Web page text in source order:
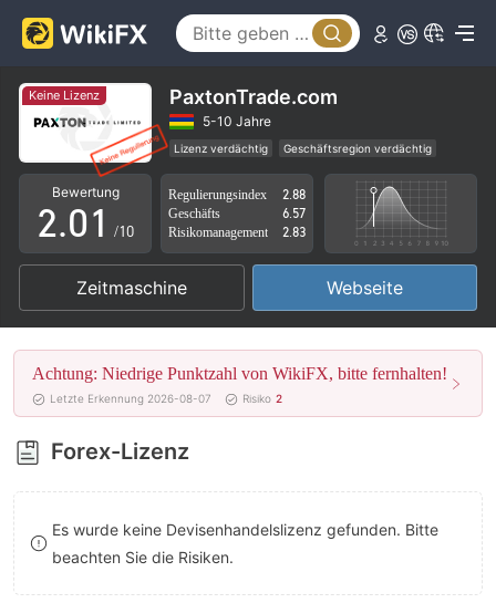
Keine Lizenz PaxtonTrade.com
5-10 Jahre
Lizenz verdächtig
Geschäftsregion verdächtig
Hohes potenzielles Risiko
Bewertung
0
1
2
3
4
5
6
7
8
9
.0
1
2
3
4
5
6
7
8
0
1
2
3
4
5
6
7
8
9
/10
Regulierungsindex
2.88
Geschäfts
6.57
Risikomanagement
2.83
Zeitmaschine Webseite
Achtung: Niedrige Punktzahl von WikiFX, bitte fernhalten!
Letzte Erkennung 2026-08-07 Risiko 2
Forex-Lizenz
Es wurde keine Devisenhandelslizenz gefunden. Bitte
beachten Sie die Risiken.